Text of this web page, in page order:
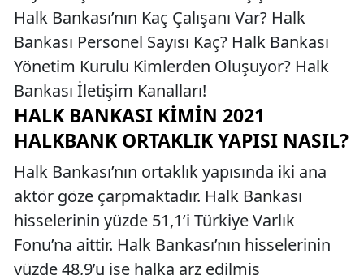
Halk Bankası’nın Kaç Çalışanı Var? Halk
Bankası Personel Sayısı Kaç? Halk Bankası
Yönetim Kurulu Kimlerden Oluşuyor? Halk
Bankası İletişim Kanalları!
HALK BANKASI KIMIN 2021
HALKBANK ORTAKLIK YAPISI NASIL?
Halk Bankası’nın ortaklık yapısında iki ana
aktör göze çarpmaktadır. Halk Bankası
hisselerinin yüzde 51,1’i Türkiye Varlık
Fonu’na aittir. Halk Bankası’nın hisselerinin
yüzde 48,9’u ise halka arz edilmiş